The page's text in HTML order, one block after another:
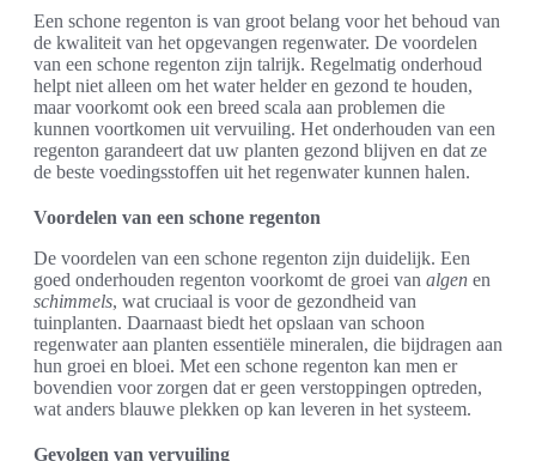
Een schone regenton is van groot belang voor het behoud van
de kwaliteit van het opgevangen regenwater. De voordelen
van een schone regenton zijn talrijk. Regelmatig onderhoud
helpt niet alleen om het water helder en gezond te houden,
maar voorkomt ook een breed scala aan problemen die
kunnen voortkomen uit vervuiling. Het onderhouden van een
regenton garandeert dat uw planten gezond blijven en dat ze
de beste voedingsstoffen uit het regenwater kunnen halen.
Voordelen van een schone regenton
De voordelen van een schone regenton zijn duidelijk. Een
goed onderhouden regenton voorkomt de groei van algen en
schimmels, wat cruciaal is voor de gezondheid van
tuinplanten. Daarnaast biedt het opslaan van schoon
regenwater aan planten essentiële mineralen, die bijdragen aan
hun groei en bloei. Met een schone regenton kan men er
bovendien voor zorgen dat er geen verstoppingen optreden,
wat anders blauwe plekken op kan leveren in het systeem.
Gevolgen van vervuiling